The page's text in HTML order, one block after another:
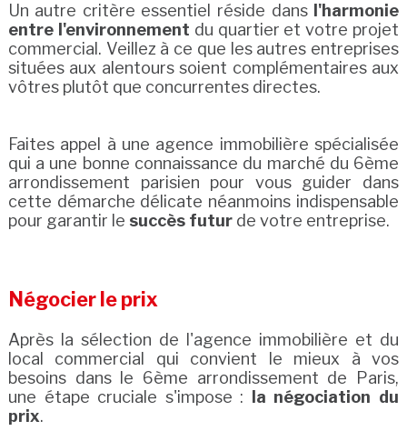
Un autre critère essentiel réside dans l'harmonie
entre l'environnement du quartier et votre projet
commercial. Veillez à ce que les autres entreprises
situées aux alentours soient complémentaires aux
vôtres plutôt que concurrentes directes.
Faites appel à une agence immobilière spécialisée
qui a une bonne connaissance du marché du 6ème
arrondissement parisien pour vous guider dans
cette démarche délicate néanmoins indispensable
pour garantir le succès futurde votre entreprise.
Négocier le prix
Après la sélection de l'agence immobilière et du
local commercial qui convient le mieux à vos
besoins dans le 6ème arrondissement de Paris,
une étape cruciale s'impose :
la négociation du
prix.